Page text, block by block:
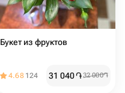
Букет из фруктов
4.68 124 31 040֏32 000֏